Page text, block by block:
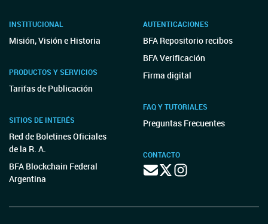
INSTITUCIONAL
Misión, Visión e Historia
PRODUCTOS Y SERVICIOS
Tarifas de Publicación
SITIOS DE INTERÉS
Red de Boletines Oficiales
de la R. A.
BFA Blockchain Federal
Argentina
AUTENTICACIONES
BFA Repositorio recibos
BFA Verificación
Firma digital
FAQ Y TUTORIALES
Preguntas Frecuentes
CONTACTO